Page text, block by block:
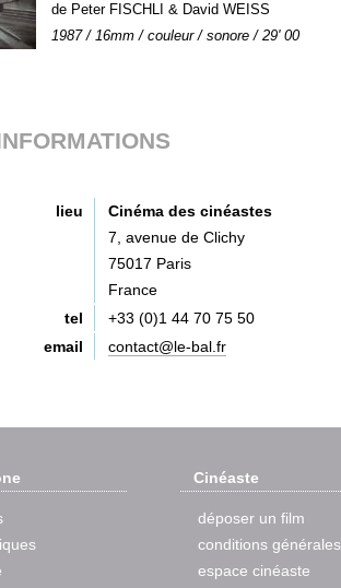
de Peter FISCHLI & David WEISS
1987 / 16mm / couleur / sonore / 29' 00
lieu
Cinéma des cinéastes
7, avenue de Clichy
75017 Paris
France
tel
+33 (0)1 44 70 75 50
email
contact@le-bal.fr
Cinéaste
déposer un film
conditions générales
espace cinéaste